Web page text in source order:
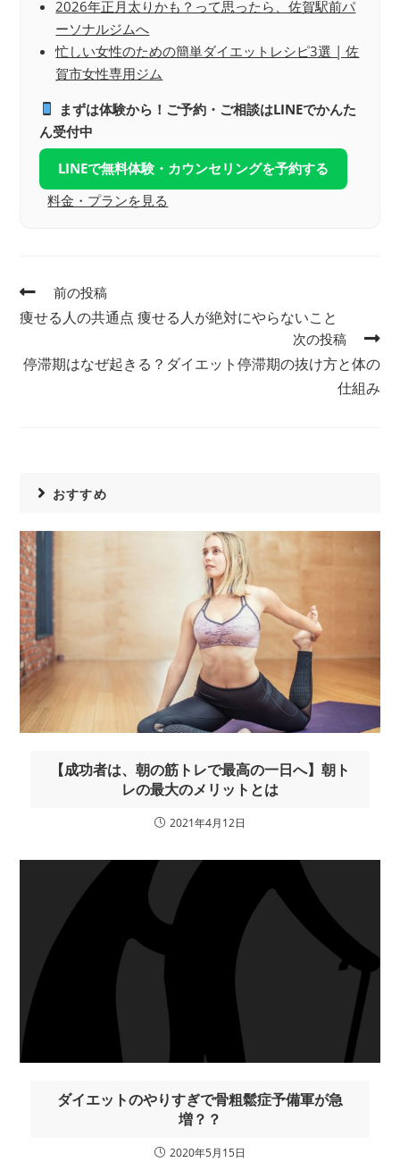
2026年正月太りかも？って思ったら、佐賀駅前パ
ーソナルジムへ
忙しい女性のための簡単ダイエットレシピ3選 | 佐
賀市女性専用ジム
まずは体験から！ご予約・ご相談はLINEでかんた
ん受付中
LINEで無料体験・カウンセリングを予約する
料金・プランを見る
前の投稿
痩せる人の共通点 痩せる人が絶対にやらないこと
次の投稿
停滞期はなぜ起きる？ダイエット停滞期の抜け方と体の
仕組み
おすすめ
【成功者は、朝の筋トレで最高の一日へ】朝ト
レの最大のメリットとは
2021年4月12日
ダイエットのやりすぎで骨粗鬆症予備軍が急
増？？
2020年5月15日